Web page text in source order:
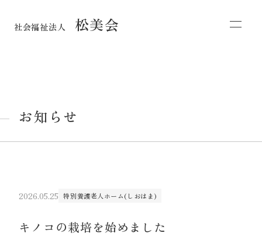
社会福祉法人 松美会
お知らせ
2026.05.25 特別養護老人ホーム(しおはま)
キノコの栽培を始めました